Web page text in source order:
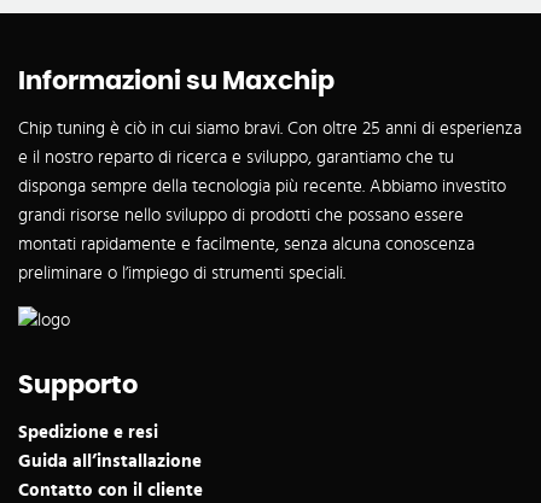
Informazioni su Maxchip
Chip tuning è ciò in cui siamo bravi. Con oltre 25 anni di esperienza
e il nostro reparto di ricerca e sviluppo, garantiamo che tu
disponga sempre della tecnologia più recente. Abbiamo investito
grandi risorse nello sviluppo di prodotti che possano essere
montati rapidamente e facilmente, senza alcuna conoscenza
preliminare o l’impiego di strumenti speciali.
Supporto
Spedizione e resi
Guida all’installazione
Contatto con il cliente